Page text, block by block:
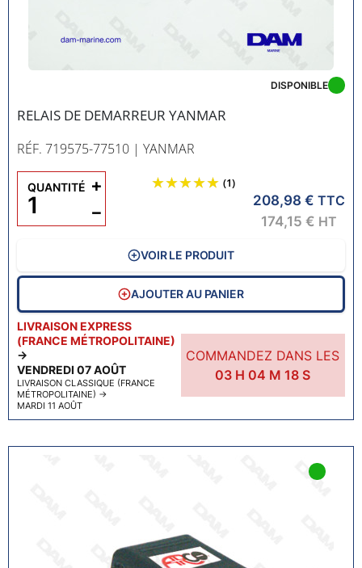
RELAIS DE DEMARREUR YANMAR
RÉF. 719575-77510 | YANMAR
LIVRAISON EXPRESS
(FRANCE MÉTROPOLITAINE)
→
VENDREDI 07 AOÛT
LIVRAISON CLASSIQUE (FRANCE
MÉTROPOLITAINE) →
MARDI 11 AOÛT
COMMANDEZ DANS LES
03 H 04 M17S
DISPONIBLE
(1)
208,98 € TTC
174,15 € HT
QUANTITÉ
−
+
VOIR LE PRODUIT
AJOUTER AU PANIER